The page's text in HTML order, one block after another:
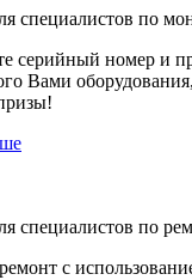
специалистов по
серийный номер и
Вами
специалистов по
с